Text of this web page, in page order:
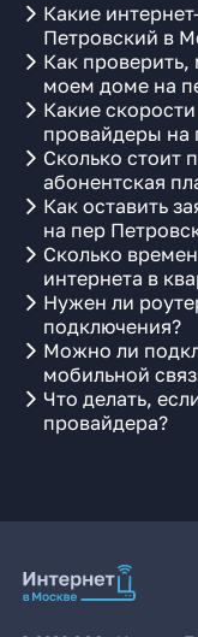
Какие
Петровский в
Как
моем доме на
Какие
провайдеры на
Сколько стоит
абонентская
Как оставить
на пер
Сколько
интернета в
Нужен ли
подключения?
Можно ли
мобильной
Что делать,
провайдера?